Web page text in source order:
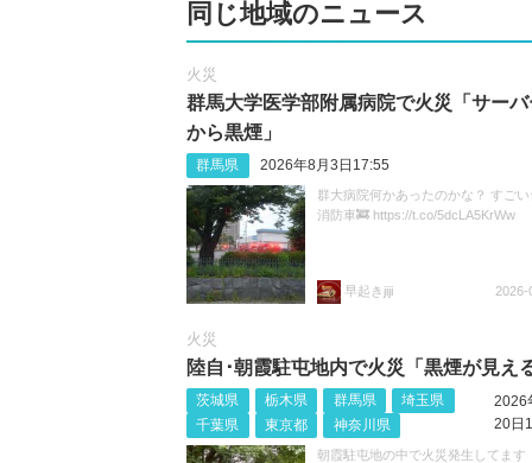
同じ地域のニュース
火災
群馬大学医学部附属病院で火災「サー
から黒煙」
群馬県 2026年8月3日17:55
群大病院何かあったのかな？ すご
消防車🚒 https://t.co/5dcLA5KrWw
早起きjiji 2026-
火災
陸自･朝霞駐屯地内で火災「黒煙が見える
茨城県 栃木県 群馬県
埼玉県
千葉県
東京都 神奈川県
2026
20日
朝霞駐屯地の中で火災発生してます